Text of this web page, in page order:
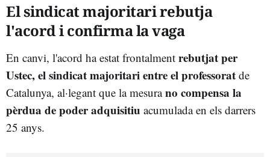
El sindicat majoritari rebutja
l'acord i confirma la vaga
En canvi, l'acord ha estat frontalment rebutjat per
Ustec, el sindicat majoritari entre el professorat de
Catalunya, al·legant que la mesurano compensa la
pèrdua de poder adquisitiu acumulada en els darrers
25 anys.